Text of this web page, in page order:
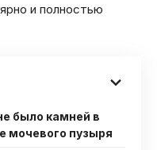
и полностью
было камней в
мочевого пузыря